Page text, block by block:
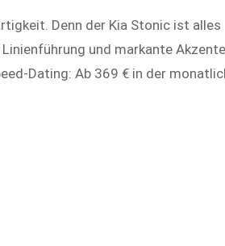
Denn der Kia Stonic ist alles
und markante Akzente
Dating: Ab 369 € in der